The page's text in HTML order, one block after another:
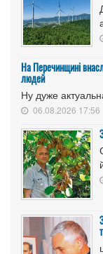
На Перечинщині
людей
Ну дуже
06.08.2026 17:56